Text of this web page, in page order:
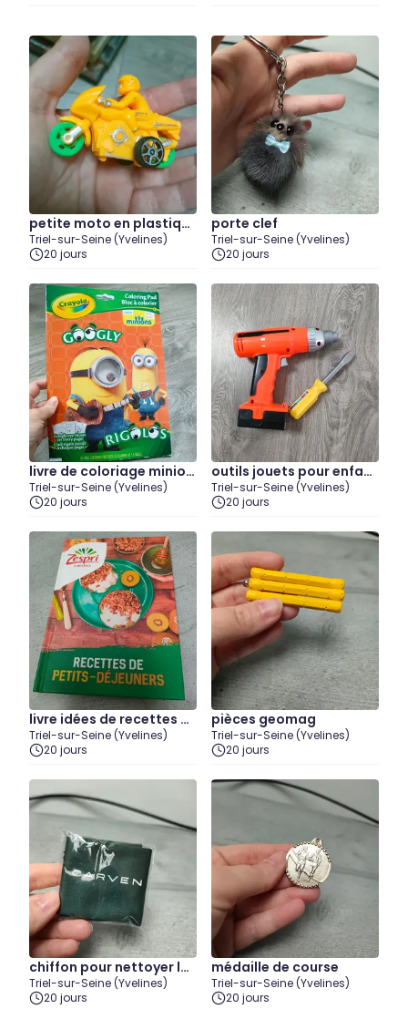
petite moto en plastiqu
e
Triel-sur-Seine (Yvelines)
20 jours
porte clef
Triel-sur-Seine (Yvelines)
20 jours
livre de coloriage minion
s entamé
Triel-sur-Seine (Yvelines)
20 jours
outils jouets pour enfant
s
Triel-sur-Seine (Yvelines)
20 jours
livre idées de recettes d
e petits déjeuners avec
du kiwi
Triel-sur-Seine (Yvelines)
20 jours
pièces geomag
Triel-sur-Seine (Yvelines)
20 jours
chiffon pour nettoyer les
lunettes
Triel-sur-Seine (Yvelines)
20 jours
médaille de course
Triel-sur-Seine (Yvelines)
20 jours